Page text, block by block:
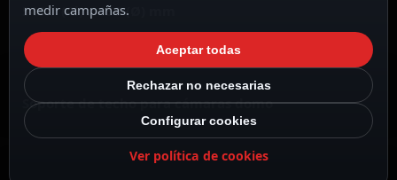
545.7 (Al) x 150 (Ø) mm
Soporte de techo para cámaras domo
medir campañas.
Aceptar todas
Rechazar no necesarias
Configurar cookies
Ver política de cookies